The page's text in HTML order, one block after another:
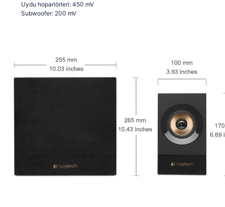
Uydu hoparlörleri: 450 mV
Subwoofer: 200 mV